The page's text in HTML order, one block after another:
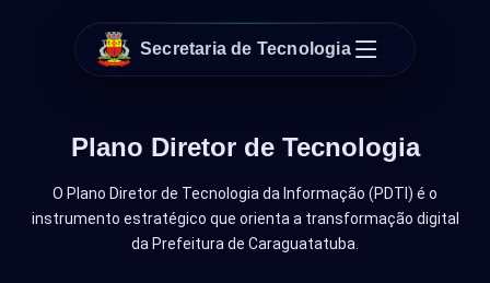
Secretaria de Tecnologia
Plano Diretor de Tecnologia
O Plano Diretor de Tecnologia da Informação (PDTI) é o
instrumento estratégico que orienta a transformação digital
da Prefeitura de Caraguatatuba.